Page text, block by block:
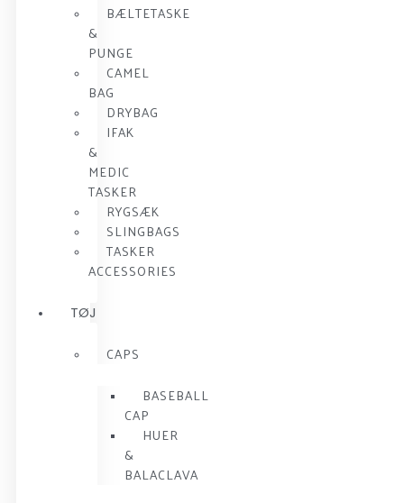
BÆLTETASKE
&
PUNGE
CAMEL
BAG
DRYBAG
IFAK
&
MEDIC
TASKER
RYGSÆK
SLINGBAGS
TASKER
ACCESSORIES
TØJ
CAPS
BASEBALL
CAP
HUER
&
BALACLAVA